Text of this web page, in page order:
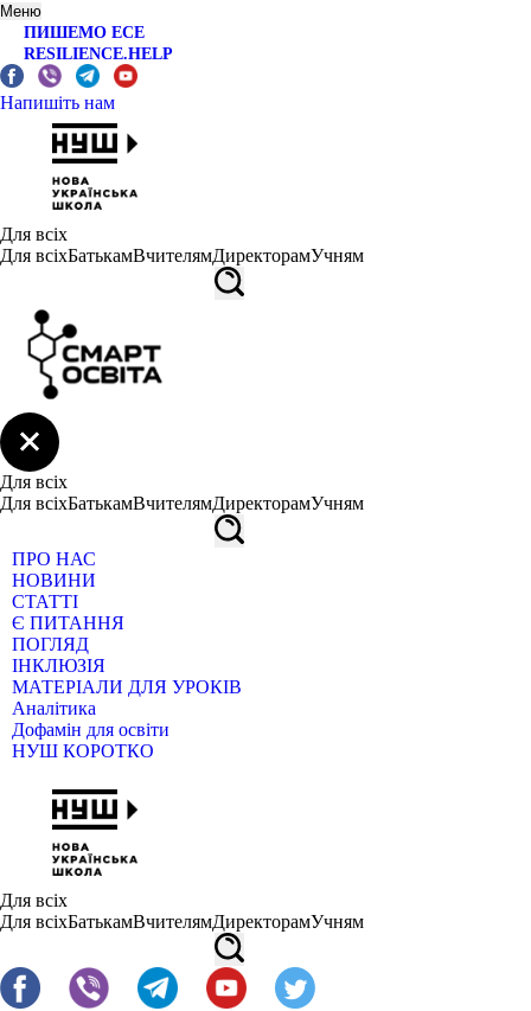
Меню
ПИШЕМО ЕСЕ
RESILIENCE.HELP
Напишіть нам
Для всіх
Для всіхБатькамВчителямДиректорамУчням
Для всіх
Для всіхБатькамВчителямДиректорамУчням
ПРО НАС
НОВИНИ
СТАТТІ
Є ПИТАННЯ
ПОГЛЯД
ІНКЛЮЗІЯ
МАТЕРІАЛИ ДЛЯ УРОКІВ
Аналітика
Дофамін для освіти
НУШ КОРОТКО
Для всіх
Для всіхБатькамВчителямДиректорамУчням